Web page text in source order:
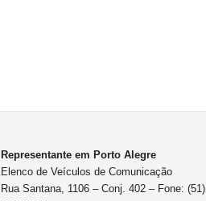
Representante em Porto Alegre
Elenco de Veículos de Comunicação
Rua Santana, 1106 – Conj. 402 – Fone: (51)